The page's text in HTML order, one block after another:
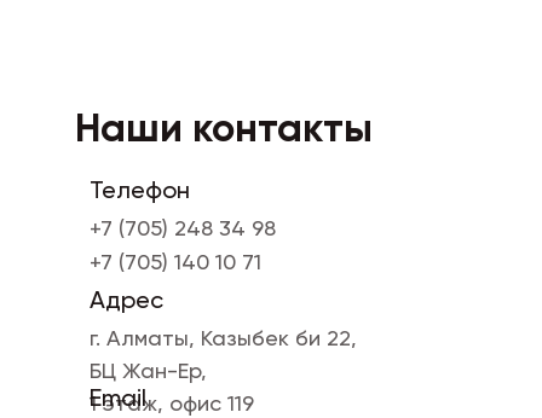
Наши контакты
Телефон
Адрес
Email
+7 (705) 248 34 98
г. Алматы, Казыбек би 22,
БЦ Жан-Ер,
1 этаж, офис 119
+7 (705) 140 10 71